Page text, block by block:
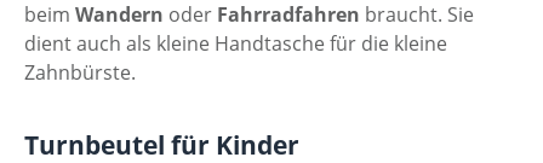
beim Wandern oder Fahrradfahren braucht. Sie
dient auch als kleine Handtasche für die kleine
Zahnbürste.
Turnbeutel für Kinder